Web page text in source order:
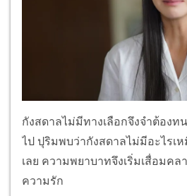
กังสดาลไม่มีทางเลือกจึงจำต้องท
ไป ปุริมพบว่ากังสดาลไม่มีอะไรเ
เลย ความพยาบาทจึงเริ่มเสื่อมคล
ความรัก